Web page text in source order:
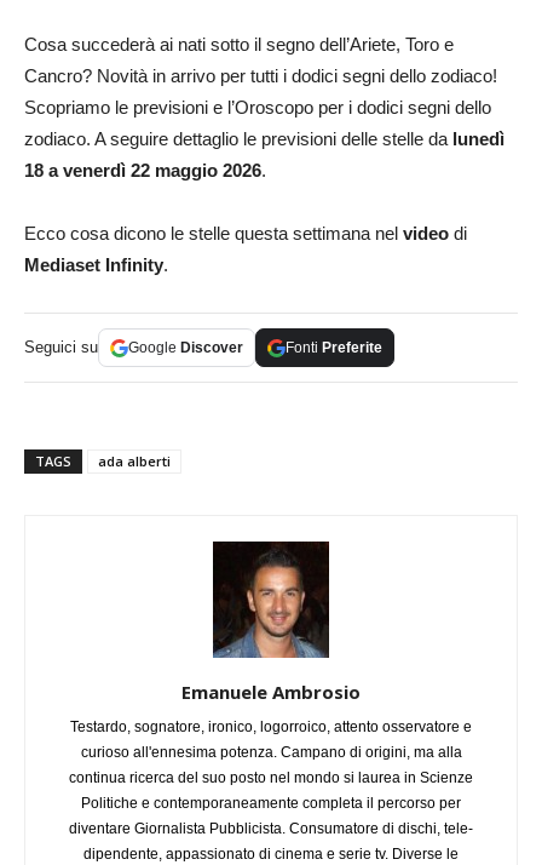
Cosa succederà ai nati sotto il segno dell’Ariete, Toro e
Cancro? Novità in arrivo per tutti i dodici segni dello zodiaco!
Scopriamo le previsioni e l’Oroscopo per i dodici segni dello
zodiaco. A seguire dettaglio le previsioni delle stelle da lunedì
18 a venerdì 22 maggio 2026.
Ecco cosa dicono le stelle questa settimana nel video di
Mediaset Infinity.
Seguici su Google Discover Fonti Preferite
TAGS ada alberti
Emanuele Ambrosio
Testardo, sognatore, ironico, logorroico, attento osservatore e
curioso all'ennesima potenza. Campano di origini, ma alla
continua ricerca del suo posto nel mondo si laurea in Scienze
Politiche e contemporaneamente completa il percorso per
diventare Giornalista Pubblicista. Consumatore di dischi, tele-
dipendente, appassionato di cinema e serie tv. Diverse le